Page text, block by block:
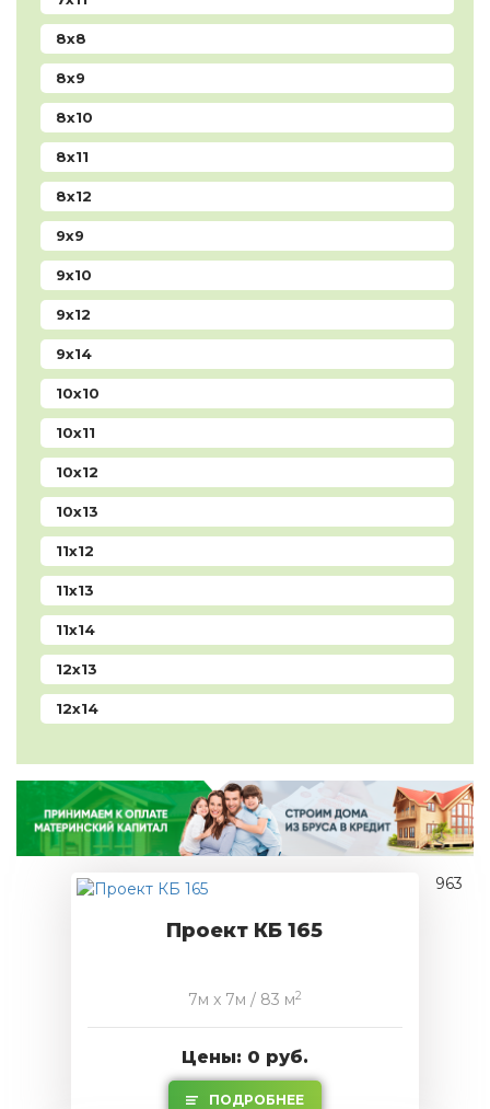
8x8
8x9
8x10
8x11
8x12
9x9
9x10
9x12
9x14
10x10
10x11
10x12
10x13
11x12
11x13
11x14
12x13
12x14
963
Проект КБ 165
7м x 7м / 83 м2
Цены: 0 руб.
ПОДРОБНЕЕ